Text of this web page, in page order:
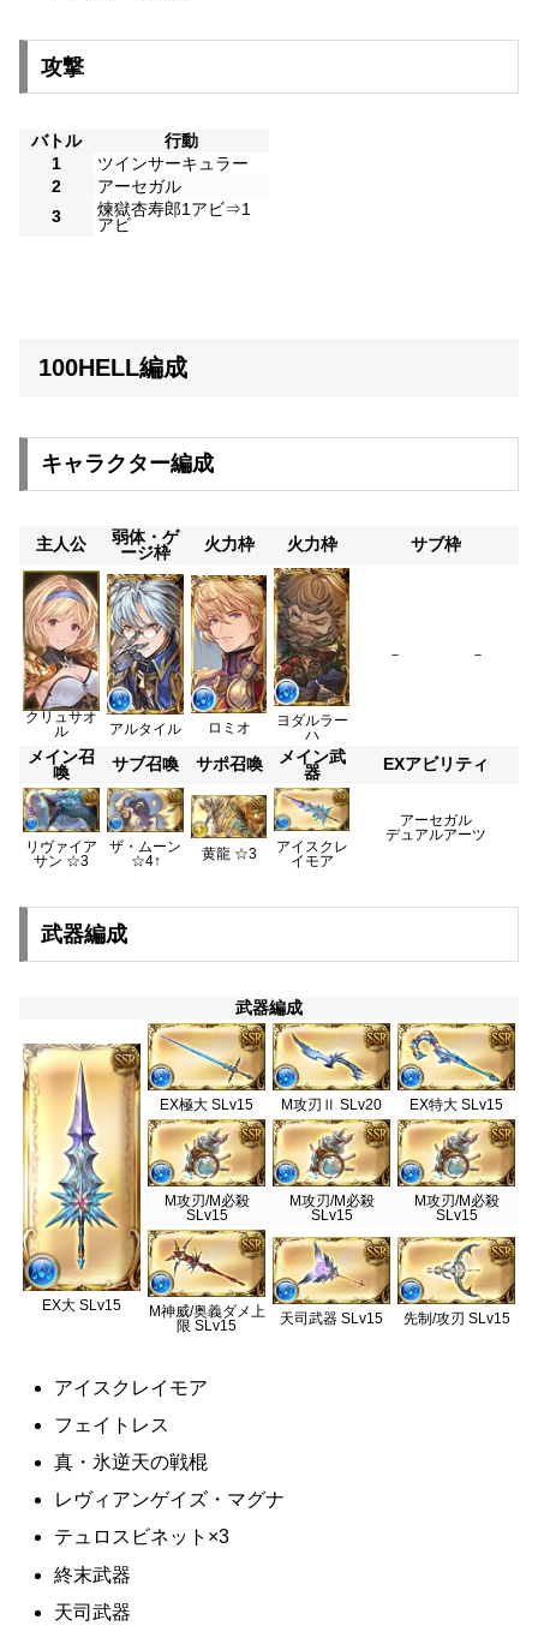
攻撃
バトル
行動
1
ツインサーキュラー
2
アーセガル
3
煉獄杏寿郎1アビ⇒1
アビ
100HELL編成
キャラクター編成
主人公
弱体・ゲ
ージ枠
火力枠 火力枠 サブ枠
クリュサオ
ル
アルタイル ロミオ
ヨダルラー
ハ
－ －
メイン召
喚
サブ召喚 サポ召喚
メイン武
器
EXアビリティ
リヴァイア
サン ☆3
ザ・ムーン
☆4↑
黄龍 ☆3
アイスクレ
イモア
アーセガル
デュアルアーツ
武器編成
武器編成
EX大 SLv15
EX極大 SLv15 M攻刃Ⅱ SLv20 EX特大 SLv15
M攻刃/M必殺
SLv15
M攻刃/M必殺
SLv15
M攻刃/M必殺
SLv15
M神威/奥義ダメ上
限 SLv15
天司武器 SLv15 先制/攻刃 SLv15
アイスクレイモア
フェイトレス
真・氷逆天の戦棍
レヴィアンゲイズ・マグナ
テュロスビネット×3
終末武器
天司武器